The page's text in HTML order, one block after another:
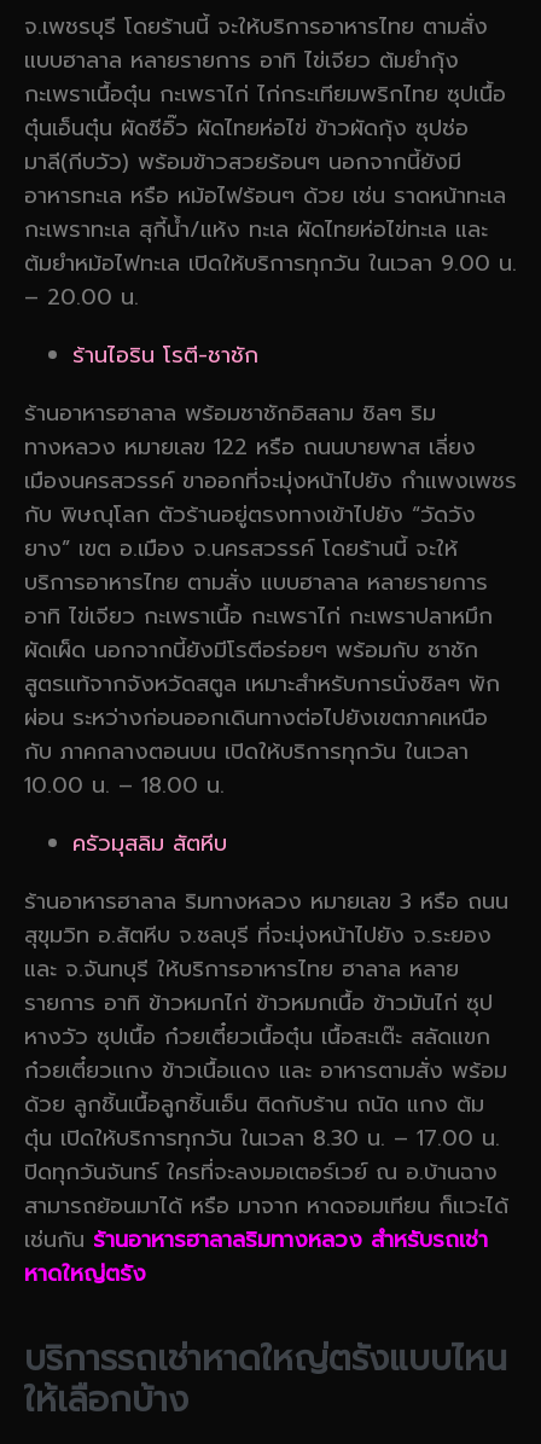
จ.เพชรบุรี โดยร้านนี้ จะให้บริการอาหารไทย ตามสั่ง
แบบฮาลาล หลายรายการ อาทิ ไข่เจียว ต้มยำกุ้ง
กะเพราเนื้อตุ๋น กะเพราไก่ ไก่กระเทียมพริกไทย ซุปเนื้อ
ตุ๋นเอ็นตุ๋น ผัดซีอิ๊ว ผัดไทยห่อไข่ ข้าวผัดกุ้ง ซุปช่อ
มาลี(กีบวัว) พร้อมข้าวสวยร้อนๆ นอกจากนี้ยังมี
อาหารทะเล หรือ หม้อไฟร้อนๆ ด้วย เช่น ราดหน้าทะเล
กะเพราทะเล สุกี้น้ำ/แห้ง ทะเล ผัดไทยห่อไข่ทะเล และ
ต้มยำหม้อไฟทะเล เปิดให้บริการทุกวัน ในเวลา 9.00 น.
– 20.00 น.
ร้านไอริน โรตี-ชาชัก
ร้านอาหารฮาลาล พร้อมชาชักอิสลาม ชิลๆ ริม
ทางหลวง หมายเลข 122 หรือ ถนนบายพาส เลี่ยง
เมืองนครสวรรค์ ขาออกที่จะมุ่งหน้าไปยัง กำแพงเพชร
กับ พิษณุโลก ตัวร้านอยู่ตรงทางเข้าไปยัง “วัดวัง
ยาง” เขต อ.เมือง จ.นครสวรรค์ โดยร้านนี้ จะให้
บริการอาหารไทย ตามสั่ง แบบฮาลาล หลายรายการ
อาทิ ไข่เจียว กะเพราเนื้อ กะเพราไก่ กะเพราปลาหมึก
ผัดเผ็ด นอกจากนี้ยังมีโรตีอร่อยๆ พร้อมกับ ชาชัก
สูตรแท้จากจังหวัดสตูล เหมาะสำหรับการนั่งชิลๆ พัก
ผ่อน ระหว่างก่อนออกเดินทางต่อไปยังเขตภาคเหนือ
กับ ภาคกลางตอนบน เปิดให้บริการทุกวัน ในเวลา
10.00 น. – 18.00 น.
ครัวมุสลิม สัตหีบ
ร้านอาหารฮาลาล ริมทางหลวง หมายเลข 3 หรือ ถนน
สุขุมวิท อ.สัตหีบ จ.ชลบุรี ที่จะมุ่งหน้าไปยัง จ.ระยอง
และ จ.จันทบุรี ให้บริการอาหารไทย ฮาลาล หลาย
รายการ อาทิ ข้าวหมกไก่ ข้าวหมกเนื้อ ข้าวมันไก่ ซุป
หางวัว ซุปเนื้อ ก๋วยเตี๋ยวเนื้อตุ๋น เนื้อสะเต๊ะ สลัดแขก
ก๋วยเตี๋ยวแกง ข้าวเนื้อแดง และ อาหารตามสั่ง พร้อม
ด้วย ลูกชิ้นเนื้อลูกชิ้นเอ็น ติดกับร้าน ถนัด แกง ต้ม
ตุ๋น เปิดให้บริการทุกวัน ในเวลา 8.30 น. – 17.00 น.
ปิดทุกวันจันทร์ ใครที่จะลงมอเตอร์เวย์ ณ อ.บ้านฉาง
สามารถย้อนมาได้ หรือ มาจาก หาดจอมเทียน ก็แวะได้
เช่นกัน ร้านอาหารฮาลาลริมทางหลวง สำหรับรถเช่า
หาดใหญ่ตรัง
บริการรถเช่าหาดใหญ่ตรังแบบไหน
ให้เลือกบ้าง